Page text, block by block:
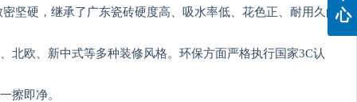
坚硬，继承了广东瓷砖硬度高、吸水率低、花色正、耐用久的
北欧、新中式等多种装修风格。环保方面严格执行国家3C认
擦即净。
心